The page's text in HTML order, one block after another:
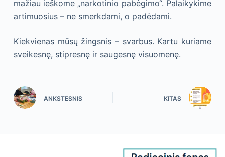
mažiau ieškome „narkotinio pabėgimo“. Palaikykime
artimuosius – ne smerkdami, o padėdami.
Kiekvienas mūsų žingsnis – svarbus. Kartu kuriame
sveikesnę, stipresnę ir saugesnę visuomenę.
ANKSTESNIS KITAS